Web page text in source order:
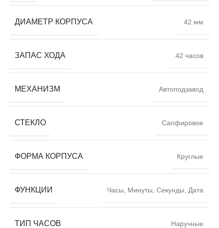
ДИАМЕТР КОРПУСА 42 мм
ЗАПАС ХОДА 42 часов
МЕХАНИЗМ Автоподзавод
СТЕКЛО Сапфировое
ФОРМА КОРПУСА Круглые
ФУНКЦИИ Часы, Минуты, Секунды, Дата
ТИП ЧАСОВ Наручные